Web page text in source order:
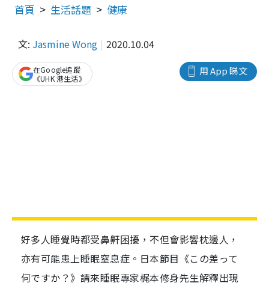
首頁 生活話題 健康
文: Jasmine Wong 2020.10.04
用 App 睇文
在Google追蹤
《UHK 港生活》
好多人睡覺時都受鼻鼾困擾，不但會影響枕邊人，
亦有可能患上睡眠窒息症。日本節目《この差って
何ですか？》請來睡眠專家梶本修身先生解釋出現